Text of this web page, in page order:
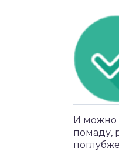
И можно
помаду,